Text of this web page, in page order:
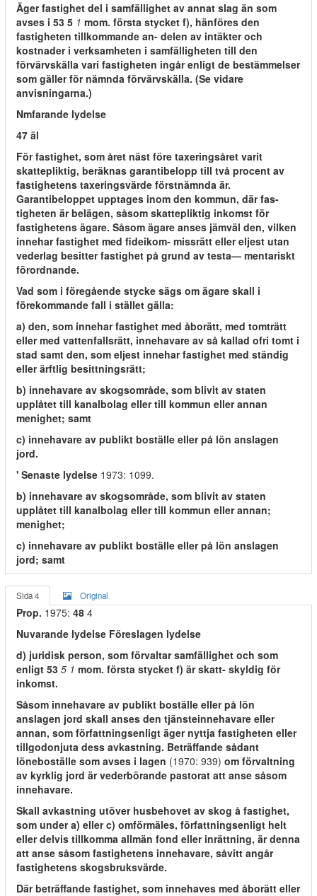
Äger fastighet del i samfällighet av annat slag än som
avses i 53 5 1 mom. första stycket f), hänföres den
fastigheten tillkommande an- delen av intäkter och
kostnader i verksamheten i samfälligheten till den
förvärvskälla vari fastigheten ingår enligt de bestämmelser
som gäller för nämnda förvärvskälla. (Se vidare
anvisningarna.)
Nmfarande lydelse
47 äl
För fastighet, som året näst före taxeringsåret varit
skattepliktig, beräknas garantibelopp till två procent av
fastighetens taxeringsvärde förstnämnda är.
Garantibeloppet upptages inom den kommun, där fas-
tigheten är belägen, såsom skattepliktig inkomst för
fastighetens ägare. Såsom ägare anses jämväl den, vilken
innehar fastighet med fideikom- missrätt eller eljest utan
vederlag besitter fastighet på grund av testa— mentariskt
förordnande.
Vad som i föregående stycke sägs om ägare skall i
förekommande fall i stället gälla:
a) den, som innehar fastighet med åborätt, med tomträtt
eller med vattenfallsrätt, innehavare av så kallad ofri tomt i
stad samt den, som eljest innehar fastighet med ständig
eller ärftlig besittningsrätt;
b) innehavare av skogsområde, som blivit av staten
upplåtet till kanalbolag eller till kommun eller annan
menighet; samt
c) innehavare av publikt boställe eller på lön anslagen
jord.
' Senaste lydelse 1973: 1099.
b) innehavare av skogsområde, som blivit av staten
upplåtet till kanalbolag eller till kommun eller annan;
menighet;
c) innehavare av publikt boställe eller på lön anslagen
jord; samt
Sida 4 Original
Prop. 1975: 48 4
Nuvarande lydelse Föreslagen lydelse
d) juridisk person, som förvaltar samfällighet och som
enligt 53 5 1 mom. första stycket f) är skatt- skyldig för
inkomst.
Såsom innehavare av publikt boställe eller på lön
anslagen jord skall anses den tjänsteinnehavare eller
annan, som författningsenligt äger nyttja fastigheten eller
tillgodonjuta dess avkastning. Beträffande sådant
löneboställe som avses i lagen (1970: 939) om förvaltning
av kyrklig jord är vederbörande pastorat att anse såsom
innehavare.
Skall avkastning utöver husbehovet av skog å fastighet,
som under a) eller c) omförmäles, författningsenligt helt
eller delvis tillkomma allmän fond eller inrättning, är denna
att anse såsom fastighetens innehavare, såvitt angår
fastighetens skogsbruksvärde.
Där beträffande fastighet, som innehaves med åborätt eller